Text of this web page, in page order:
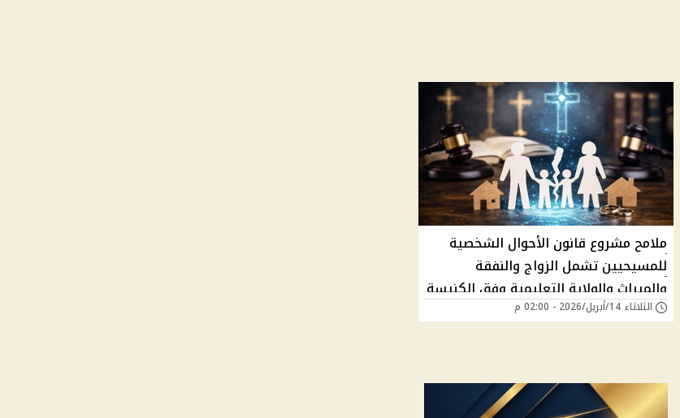
ملامح مشروع قانون الأحوال الشخصية
للمسيحيين تشمل الزواج والنفقة
والميراث والولاية التعليمية وفق الكنيسة
الكاثوليكية
الثلاثاء 14/أبريل/2026 - 02:00 م